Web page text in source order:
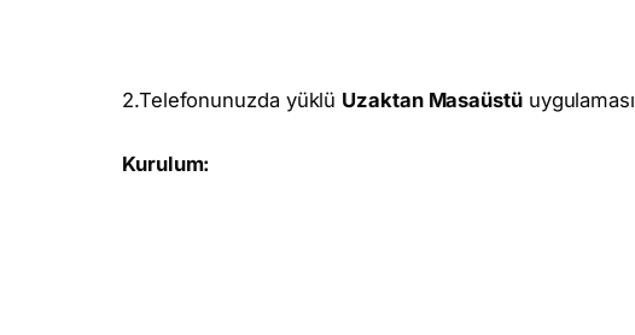
2.Telefonunuzda yüklü Uzaktan Masaüstüuygulaması
Kurulum: